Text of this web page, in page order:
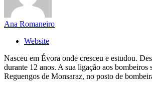
Ana Romaneiro
Website
Nasceu em Évora onde cresceu e estudou.
durante 12 anos. A sua ligação aos
Reguengos de Monsaraz, no posto de